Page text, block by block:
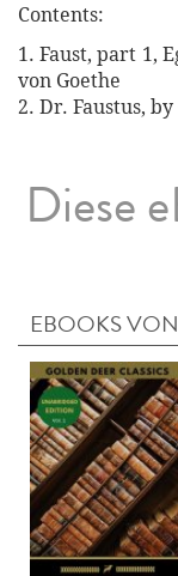
Contents:
1. Faust, part 1,
von Goethe
2. Dr. Faustus,
Diese
EBOOKS